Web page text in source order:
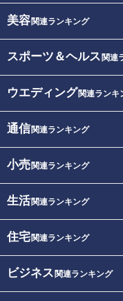
美容関連ランキング
スポーツ＆ヘルス 関連
ウエディング関連ランキ
通信関連ランキング
小売関連ランキング
生活関連ランキング
住宅関連ランキング
ビジネス 関連ランキング